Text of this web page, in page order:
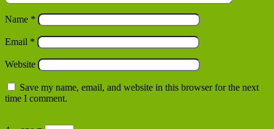
Name *
Email *
Website
Save my name, email, and website in this browser for the next
time I comment.